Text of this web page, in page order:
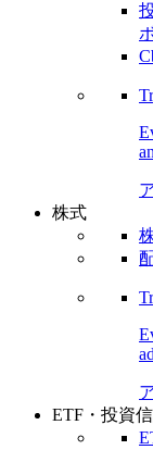
株式
ETF・投資